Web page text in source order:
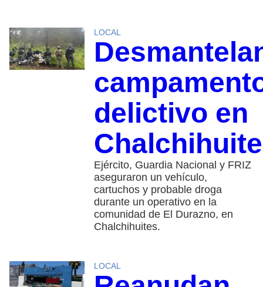
LOCAL
delictivo en
Ejército, Guardia Nacional y FRIZ
aseguraron un vehículo,
cartuchos y probable droga
durante un operativo en la
comunidad de El Durazno, en
Chalchihuites.
LOCAL